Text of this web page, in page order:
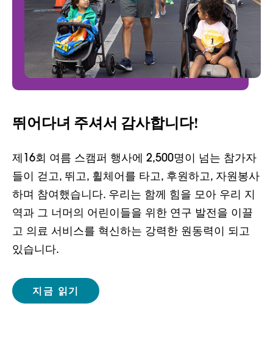
뛰어다녀 주셔서 감사합니다!
제16회 여름 스캠퍼 행사에 2,500명이 넘는 참가자
들이 걷고, 뛰고, 휠체어를 타고, 후원하고, 자원봉사
하며 참여했습니다. 우리는 함께 힘을 모아 우리 지
역과 그 너머의 어린이들을 위한 연구 발전을 이끌
고 의료 서비스를 혁신하는 강력한 원동력이 되고
있습니다.
지금 읽기